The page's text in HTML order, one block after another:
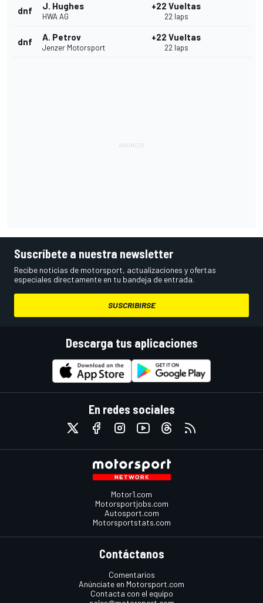
dnf J. Hughes
HWA AG
+22 Vueltas
22 laps
dnf A. Petrov
Jenzer Motorsport
+22 Vueltas
22 laps
Suscríbete a nuestra newsletter
Recibe noticias de motorsport, actualizaciones y ofertas
especiales directamente en tu bandeja de entrada.
SUSCRIBIRSE
Descarga tus aplicaciones
En redes sociales
Motor1.com
Motorsportjobs.com
Autosport.com
Motorsportstats.com
Contáctanos
Comentarios
Anúnciate en Motorsport.com
Contacta con el equipo